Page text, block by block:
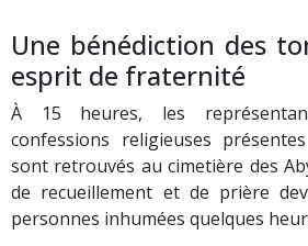
Une bénédiction des
esprit de fraternité
À 15 heures, les
confessions religieuses
sont retrouvés au cimetière des
de recueillement et de prière
personnes inhumées quelques